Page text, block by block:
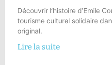
Découvrir l’histoire d’Emile
tourisme culturel solidaire
original.
Lire la suite